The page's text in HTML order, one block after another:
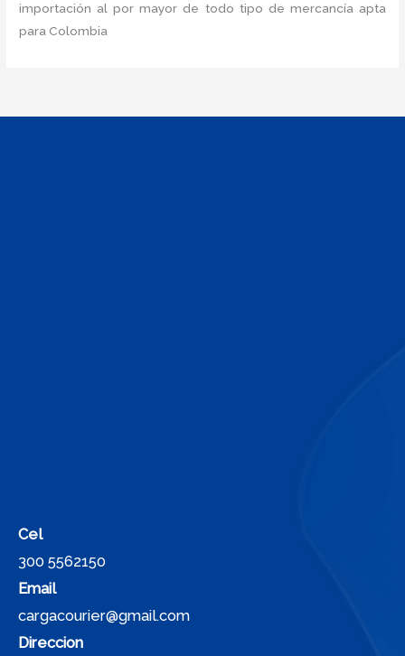
importación al por mayor de todo tipo de mercancía apta
para Colombia
Cel
300 5562150
Email
cargacourier@gmail.com
Direccion